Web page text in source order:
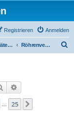
Anmelden
Registrieren
Röhrengeräte, Modifikationen, Röhren Röhrenverstärker
Suche
25